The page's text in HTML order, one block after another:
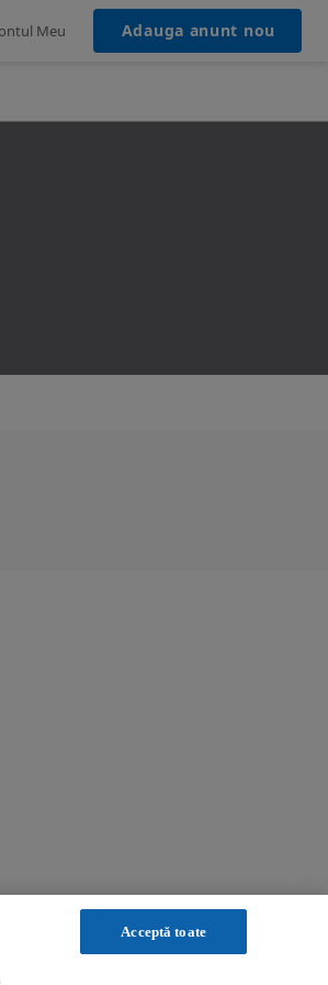
Meu Adauga anunt nou
Acceptă toate